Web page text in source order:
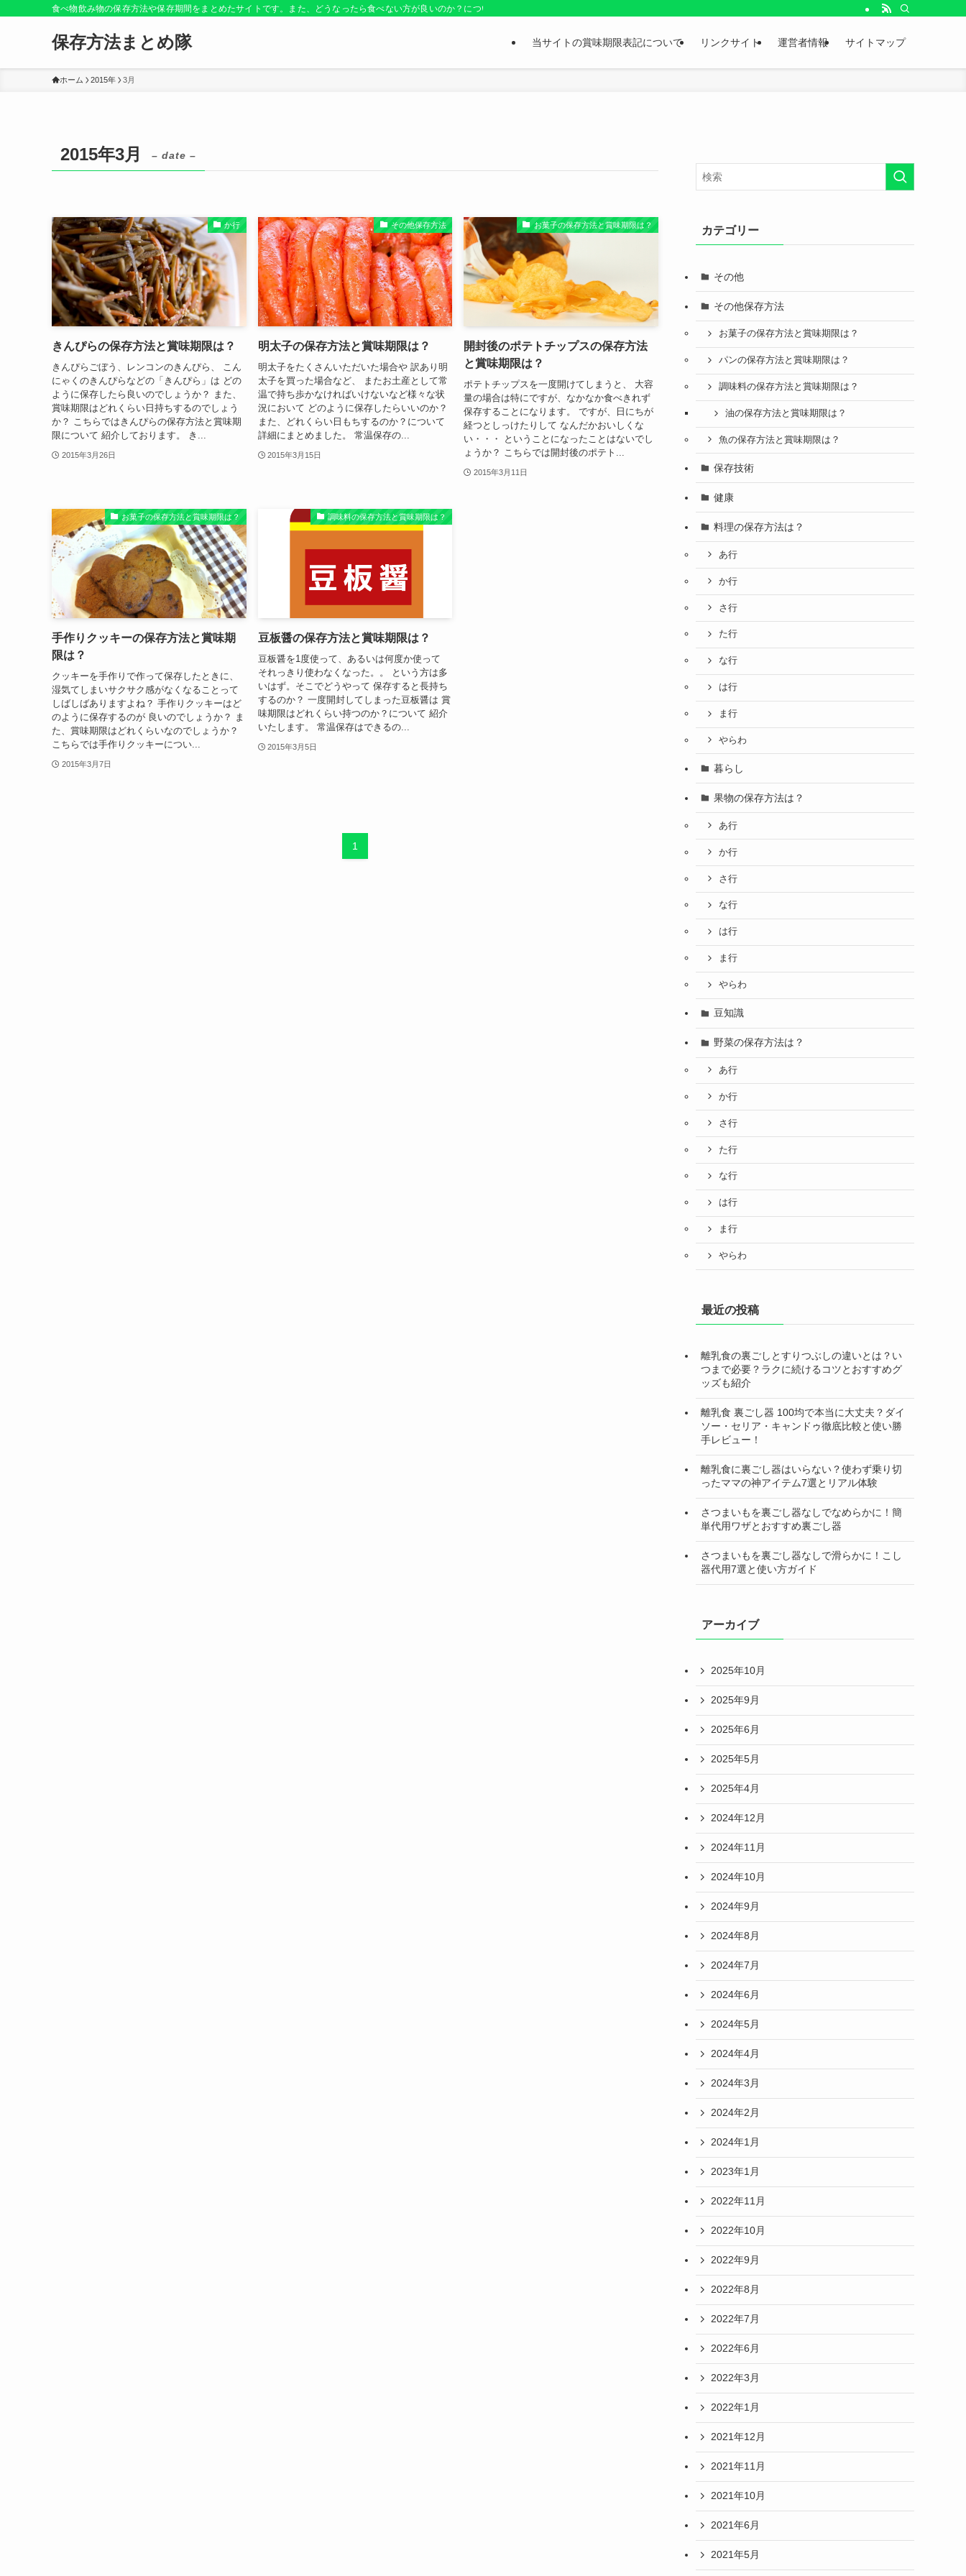
食べ物飲み物の保存方法や保存期間をまとめたサイトです。また、どうなったら食べない方が良いのか？についても紹介しているお役立ちサイトです。
保存方法まとめ隊 当サイトの賞味期限表記について リンクサイト 運営者情報 サイトマップ
ホーム 2015年 3月
2015年3月 – date –
か行
きんぴらの保存方法と賞味期限は？
きんぴらごぼう、レンコンのきんぴら、 こん
にゃくのきんぴらなどの「きんぴら」は どの
ように保存したら良いのでしょうか？ また、
賞味期限はどれくらい日持ちするのでしょう
か？ こちらではきんぴらの保存方法と賞味期
限について 紹介しております。 き...
2015年3月26日
その他保存方法
明太子の保存方法と賞味期限は？
明太子をたくさんいただいた場合や 訳あり明
太子を買った場合など、 またお土産として常
温で持ち歩かなければいけないなど様々な状
況において どのように保存したらいいのか？
また、どれくらい日もちするのか？について
詳細にまとめました。 常温保存の...
2015年3月15日
お菓子の保存方法と賞味期限は？
開封後のポテトチップスの保存方法
と賞味期限は？
ポテトチップスを一度開けてしまうと、 大容
量の場合は特にですが、なかなか食べきれず
保存することになります。 ですが、日にちが
経つとしっけたりして なんだかおいしくな
い・・・ ということになったことはないでし
ょうか？ こちらでは開封後のポテト...
2015年3月11日
お菓子の保存方法と賞味期限は？
手作りクッキーの保存方法と賞味期
限は？
クッキーを手作りで作って保存したときに、
湿気てしまいサクサク感がなくなることって
しばしばありますよね？ 手作りクッキーはど
のように保存するのが 良いのでしょうか？ ま
た、賞味期限はどれくらいなのでしょうか？
こちらでは手作りクッキーについ...
2015年3月7日
調味料の保存方法と賞味期限は？
豆板醤の保存方法と賞味期限は？
豆板醤を1度使って、あるいは何度か使って
それっきり使わなくなった。。 という方は多
いはず。そこでどうやって 保存すると長持ち
するのか？ 一度開封してしまった豆板醤は 賞
味期限はどれくらい持つのか？について 紹介
いたします。 常温保存はできるの...
2015年3月5日
1
カテゴリー
その他
その他保存方法
お菓子の保存方法と賞味期限は？
パンの保存方法と賞味期限は？
調味料の保存方法と賞味期限は？
油の保存方法と賞味期限は？
魚の保存方法と賞味期限は？
保存技術
健康
料理の保存方法は？
あ行
か行
さ行
た行
な行
は行
ま行
やらわ
暮らし
果物の保存方法は？
あ行
か行
さ行
な行
は行
ま行
やらわ
豆知識
野菜の保存方法は？
あ行
か行
さ行
た行
な行
は行
ま行
やらわ
最近の投稿
離乳食の裏ごしとすりつぶしの違いとは？い
つまで必要？ラクに続けるコツとおすすめグ
ッズも紹介
離乳食 裏ごし器 100均で本当に大丈夫？ダイ
ソー・セリア・キャンドゥ徹底比較と使い勝
手レビュー！
離乳食に裏ごし器はいらない？使わず乗り切
ったママの神アイテム7選とリアル体験
さつまいもを裏ごし器なしでなめらかに！簡
単代用ワザとおすすめ裏ごし器
さつまいもを裏ごし器なしで滑らかに！こし
器代用7選と使い方ガイド
アーカイブ
2025年10月
2025年9月
2025年6月
2025年5月
2025年4月
2024年12月
2024年11月
2024年10月
2024年9月
2024年8月
2024年7月
2024年6月
2024年5月
2024年4月
2024年3月
2024年2月
2024年1月
2023年1月
2022年11月
2022年10月
2022年9月
2022年8月
2022年7月
2022年6月
2022年3月
2022年1月
2021年12月
2021年11月
2021年10月
2021年6月
2021年5月